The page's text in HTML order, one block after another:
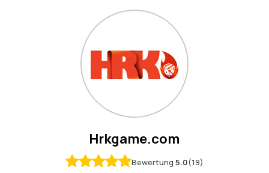
Hrkgame.com
Bewertung 5.0(19)